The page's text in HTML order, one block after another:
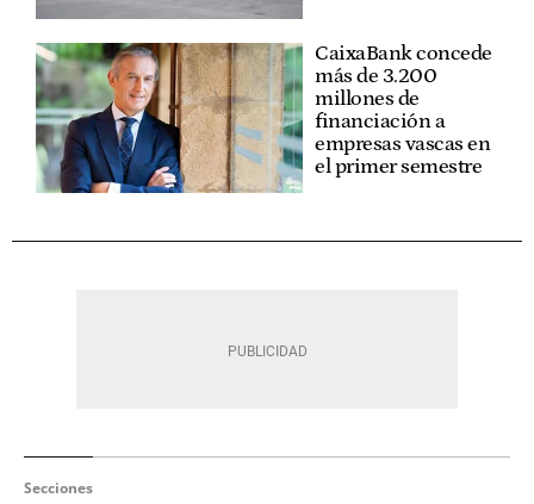
CaixaBank concede
más de 3.200
millones de
financiación a
empresas vascas en
el primer semestre
Secciones